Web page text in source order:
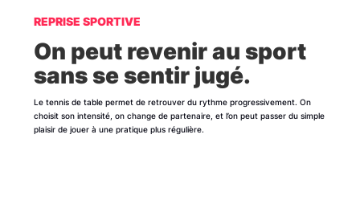
REPRISE SPORTIVE
On peut revenir au sport
sans se sentir jugé.
Le tennis de table permet de retrouver du rythme progressivement. On
choisit son intensité, on change de partenaire, et l’on peut passer du simple
plaisir de jouer à une pratique plus régulière.